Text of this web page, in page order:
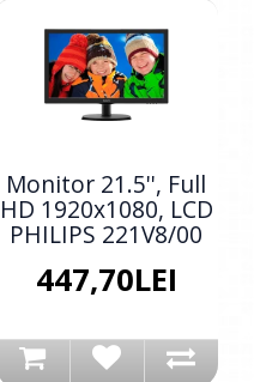
Monitor 21.5'', Full
HD 1920x1080, LCD
PHILIPS 221V8/00
447,70LEI